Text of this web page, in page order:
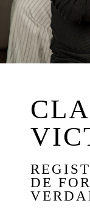
DE